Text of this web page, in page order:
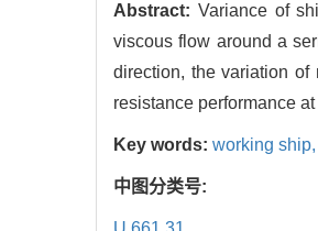
Abstract: Variance of
viscous flow around a
direction, the variation
resistance performance
Key words: working ship,
中图分类号: